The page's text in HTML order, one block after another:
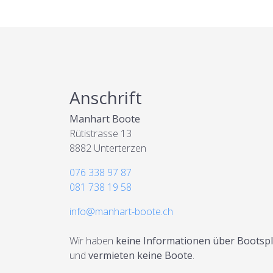
Anschrift
Manhart Boote
Rütistrasse 13
8882 Unterterzen
076 338 97 87
081 738 19 58
info@manhart-boote.ch
Wir haben keine Informationen über
und vermieten keine Boote.